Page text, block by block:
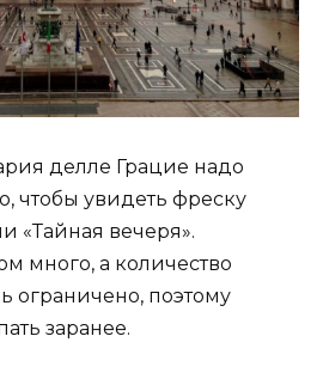
делле Грацие надо
чтобы увидеть фреску
«Тайная вечеря».
много, а количество
ограничено, поэтому
заранее.